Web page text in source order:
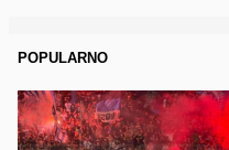
POPULARNO